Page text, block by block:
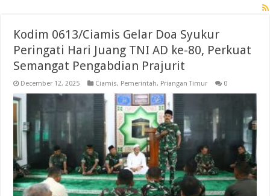
Kodim 0613/Ciamis Gelar Doa Syukur
Peringati Hari Juang TNI AD ke-80, Perkuat
Semangat Pengabdian Prajurit
December 12, 2025 Ciamis, Pemerintah, Priangan Timur 0